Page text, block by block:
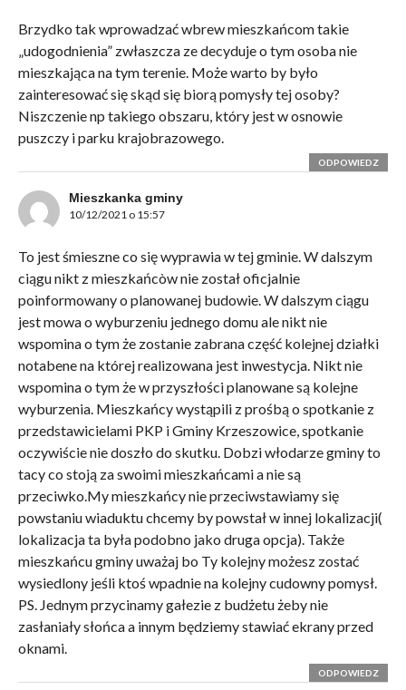
Brzydko tak wprowadzać wbrew mieszkańcom takie
„udogodnienia” zwłaszcza ze decyduje o tym osoba nie
mieszkająca na tym terenie. Może warto by było
zainteresować się skąd się biorą pomysły tej osoby?
Niszczenie np takiego obszaru, który jest w osnowie
puszczy i parku krajobrazowego.
ODPOWIEDZ
Mieszkanka gminy
10/12/2021 o 15:57
To jest śmieszne co się wyprawia w tej gminie. W dalszym
ciągu nikt z mieszkańcòw nie został oficjalnie
poinformowany o planowanej budowie. W dalszym ciągu
jest mowa o wyburzeniu jednego domu ale nikt nie
wspomina o tym że zostanie zabrana część kolejnej działki
notabene na której realizowana jest inwestycja. Nikt nie
wspomina o tym że w przyszłości planowane są kolejne
wyburzenia. Mieszkańcy wystąpili z prośbą o spotkanie z
przedstawicielami PKP i Gminy Krzeszowice, spotkanie
oczywiście nie doszło do skutku. Dobzi włodarze gminy to
tacy co stoją za swoimi mieszkańcami a nie są
przeciwko.My mieszkańcy nie przeciwstawiamy się
powstaniu wiaduktu chcemy by powstał w innej lokalizacji(
lokalizacja ta była podobno jako druga opcja). Także
mieszkańcu gminy uważaj bo Ty kolejny możesz zostać
wysiedlony jeśli ktoś wpadnie na kolejny cudowny pomysł.
PS. Jednym przycinamy gałezie z budżetu żeby nie
zasłaniały słońca a innym będziemy stawiać ekrany przed
oknami.
ODPOWIEDZ